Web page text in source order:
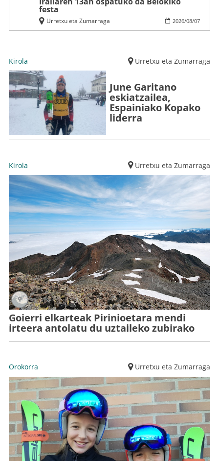
festa
2026/08/07
Urretxu eta Zumarraga
Kirola Urretxu eta Zumarraga
June Garitano
eskiatzailea,
Espainiako Kopako
liderra
Kirola Urretxu eta Zumarraga
Goierri elkarteak Pirinioetara mendi
irteera antolatu du uztaileko zubirako
Orokorra Urretxu eta Zumarraga